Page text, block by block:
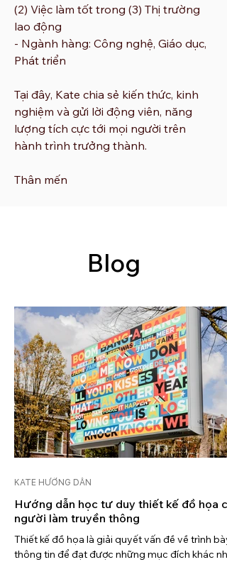
(2) Việc làm tốt trong (3) Thị trường
lao động
- Ngành hàng: Công nghệ, Giáo dục,
Phát triển
Tại đây, Kate chia sẻ kiến thức, kinh
nghiệm và gửi lời động viên, năng
lượng tích cực tới mọi người trên
hành trình trưởng thành. ​
Thân mến
Blog
Hướng dẫn học tư duy thiết kế đồ họa
người làm truyền thông
Thiết kế đồ họa là giải quyết vấn đề về trình bày
thông tin để đạt được những mục đích khác
KATE HƯỚNG DẪN